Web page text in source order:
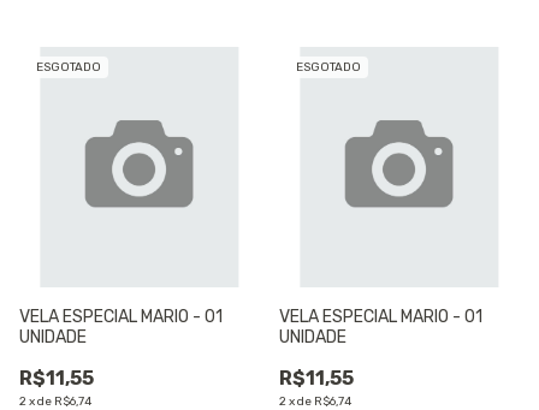
ESGOTADO
VELA ESPECIAL MARIO - 01
UNIDADE
R$11,55
2xde R$6,74
ESGOTADO
VELA ESPECIAL MARIO - 01
UNIDADE
R$11,55
2xde R$6,74